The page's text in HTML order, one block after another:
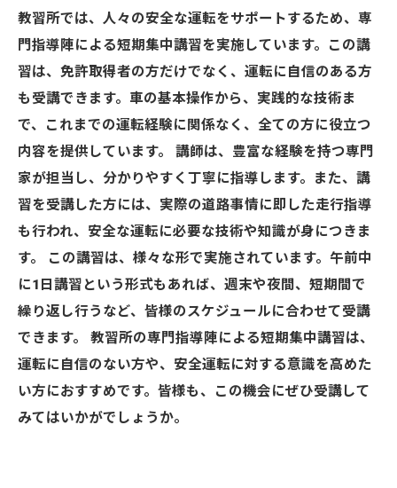
教習所では、人々の安全な運転をサポートするため、専
門指導陣による短期集中講習を実施しています。この講
習は、免許取得者の方だけでなく、運転に自信のある方
も受講できます。車の基本操作から、実践的な技術ま
で、これまでの運転経験に関係なく、全ての方に役立つ
内容を提供しています。 講師は、豊富な経験を持つ専門
家が担当し、分かりやすく丁寧に指導します。また、講
習を受講した方には、実際の道路事情に即した走行指導
も行われ、安全な運転に必要な技術や知識が身につきま
す。 この講習は、様々な形で実施されています。午前中
に1日講習という形式もあれば、週末や夜間、短期間で
繰り返し行うなど、皆様のスケジュールに合わせて受講
できます。 教習所の専門指導陣による短期集中講習は、
運転に自信のない方や、安全運転に対する意識を高めた
い方におすすめです。皆様も、この機会にぜひ受講して
みてはいかがでしょうか。